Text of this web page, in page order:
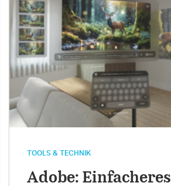
TOOLS & TECHNIK
Adobe: Einfacheres